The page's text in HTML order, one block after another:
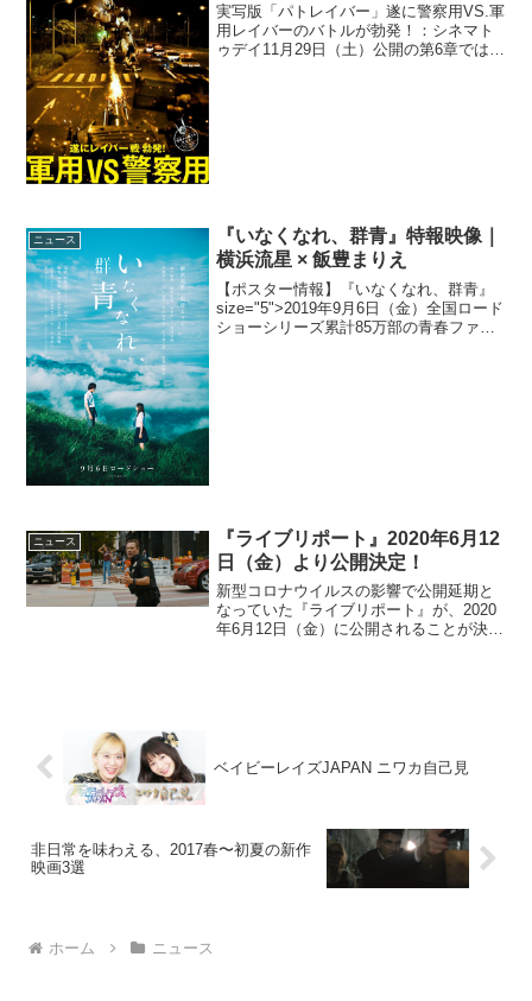
実写版「パトレイバー」遂に警察用VS.軍
用レイバーのバトルが勃発！：シネマト
ゥデイ11月29日（土）公開の第6章では、
ニュース
『いなくなれ、群青』特報映像｜
横浜流星 × 飯豊まりえ
【ポスター情報】『いなくなれ、群青』
size="5">2019年9月6日（金）全国ロード
ショーシリーズ累計85万部の青春ファン
ニュース
『ライブリポート』2020年6月12
日（金）より公開決定！
新型コロナウイルスの影響で公開延期と
なっていた『ライブリポート』が、2020
年6月12日（金）に公開されることが決定
ベイビーレイズJAPAN ニワカ自己見
非日常を味わえる、2017春〜初夏の新作
映画3選
ホーム ニュース